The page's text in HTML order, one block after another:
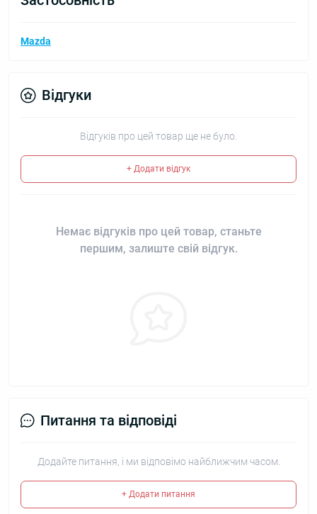
Mazda
Відгуки
Відгуків про цей товар ще не було.
+ Додати відгук
Немає відгуків про цей товар, станьте
першим, залиште свій відгук.
Питання та відповіді
Додайте питання, і ми відповімо найближчим часом.
+ Додати питання